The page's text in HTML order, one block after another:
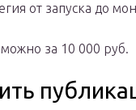
от запуска до
за 10 000 руб.